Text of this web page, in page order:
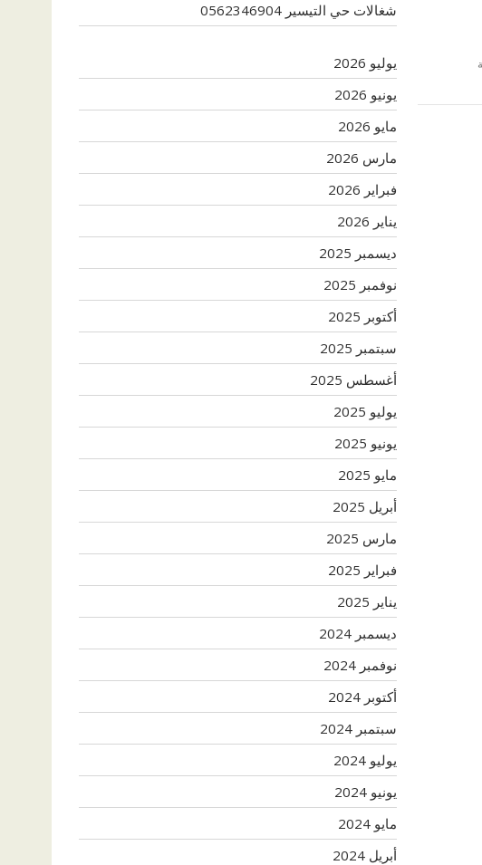
شغالات حي التيسير 0562346904
يوليو 2026
يونيو 2026
مايو 2026
مارس 2026
فبراير 2026
يناير 2026
ديسمبر 2025
نوفمبر 2025
أكتوبر 2025
سبتمبر 2025
أغسطس 2025
يوليو 2025
يونيو 2025
مايو 2025
أبريل 2025
مارس 2025
فبراير 2025
يناير 2025
ديسمبر 2024
نوفمبر 2024
أكتوبر 2024
سبتمبر 2024
يوليو 2024
يونيو 2024
مايو 2024
أبريل 2024